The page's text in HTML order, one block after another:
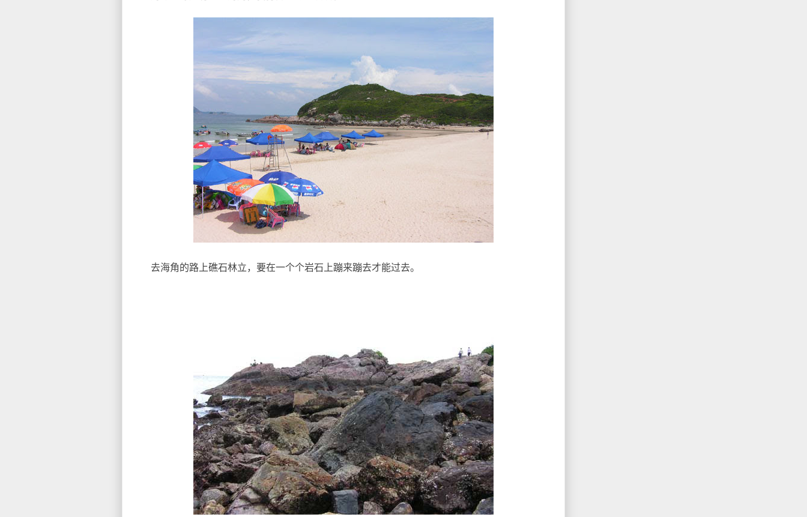
去海角的路上礁石林立，要在一个个岩石上蹦来蹦去才能过去。